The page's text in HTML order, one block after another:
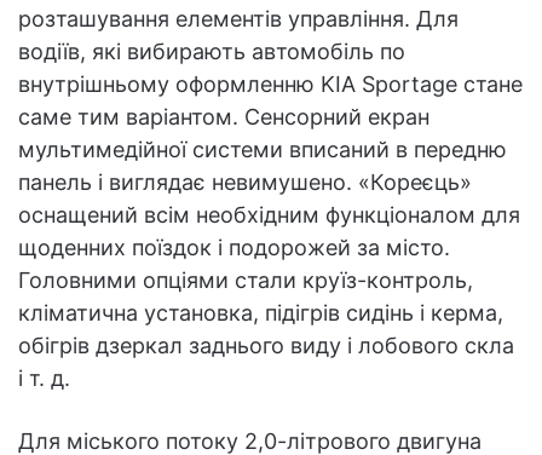
розташування елементів управління. Для
водіїв, які вибирають автомобіль по
внутрішньому оформленню KIA Sportage стане
саме тим варіантом. Сенсорний екран
мультимедійної системи вписаний в передню
панель і виглядає невимушено. «Кореєць»
оснащений всім необхідним функціоналом для
щоденних поїздок і подорожей за місто.
Головними опціями стали круїз-контроль,
кліматична установка, підігрів сидінь і керма,
обігрів дзеркал заднього виду і лобового скла
і т. д.
Для міського потоку 2,0-літрового двигуна